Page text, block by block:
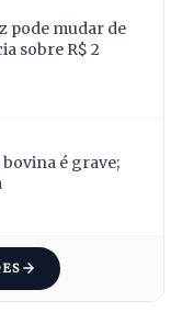
pode mudar de
sobre R$ 2
é grave;